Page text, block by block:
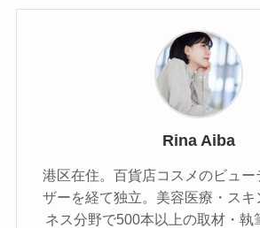
Rina Aiba
港区在住。百貨店コスメのビュー
ザーを経て独立。美容医療・ス
ネス分野で500本以上の取材・執